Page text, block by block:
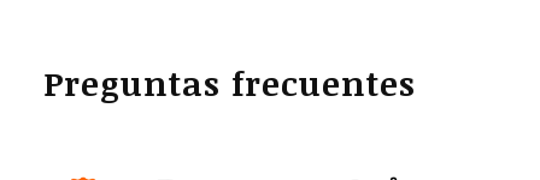
Preguntas frecuentes